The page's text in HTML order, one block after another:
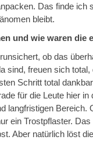
Das finde
bleibt.
und wie waren die
ob das
sind, freuen sich
Schritt total
für die Leute hier
langfristigen
ein Trostpflaster.
Aber natürlich löst